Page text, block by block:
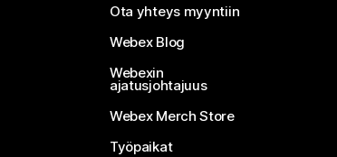
Ota yhteys myyntiin
Webex Blog
Webexin
ajatusjohtajuus
Webex Merch Store
Työpaikat